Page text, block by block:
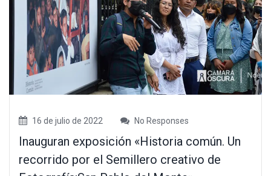
16 de julio de 2022 No Responses
Inauguran exposición «Historia común. Un
recorrido por el Semillero creativo de